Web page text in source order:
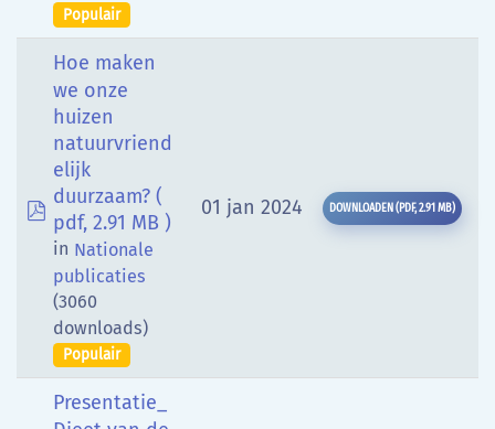
Populair
pdf
Hoe maken
we onze
huizen
natuurvriend
elijk
duurzaam? (
pdf, 2.91 MB )
in Nationale
publicaties
(3060
downloads)
Populair
01 jan 2024 DOWNLOADEN (PDF,2.91 MB)
Presentatie_